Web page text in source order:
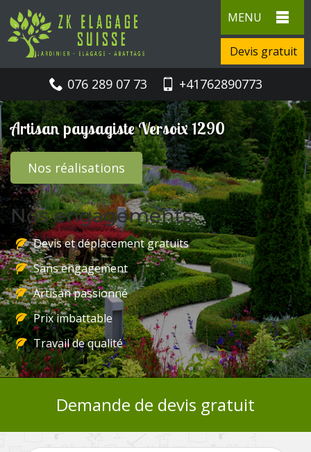
MENU
Devis gratuit
076 289 07 73 +41762890773
Artisan paysagiste Versoix 1290
Nos réalisations
Nos engagements
Devis et déplacement gratuits
Sans engagement
Artisan passionné
Prix imbattable
Travail de qualité
Demande de devis gratuit